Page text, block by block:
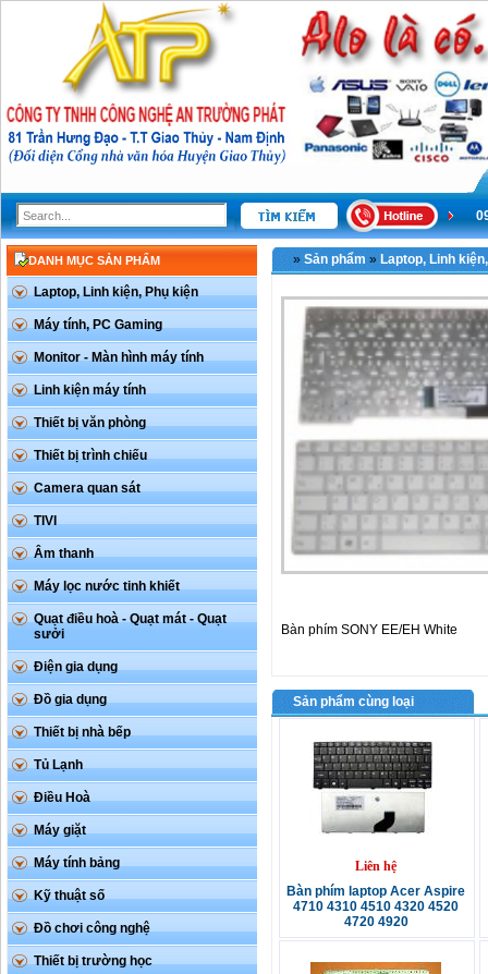
DANH MỤC SẢN PHẨM
Laptop, Linh kiện, Phụ kiện
Máy tính, PC Gaming
Monitor - Màn hình máy tính
Linh kiện máy tính
Thiết bị văn phòng
Thiết bị trình chiếu
Camera quan sát
TIVI
Âm thanh
Máy lọc nước tinh khiết
Quạt điều hoà - Quạt mát - Quạt
sưởi
Điện gia dụng
Đồ gia dụng
Thiết bị nhà bếp
Tủ Lạnh
Điều Hoà
Máy giặt
Máy tính bảng
Kỹ thuật số
Đồ chơi công nghệ
Thiết bị trường học
» Sản phẩm » Laptop, Linh
Bàn phím SONY EE/EH White
Sản phẩm cùng loại
Liên hệ
Bàn phím laptop Acer Aspire
4710 4310 4510 4320 4520
4720 4920